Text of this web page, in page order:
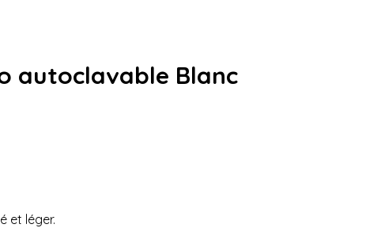
autoclavable Blanc
et léger.